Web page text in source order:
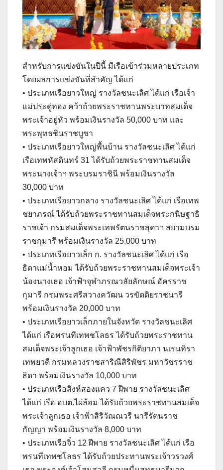
สำหรับการแข่งขันในปีนี้ มีเรือเข้าร่วมหลายประเภท
โดยผลการแข่งขันที่สำคัญ ได้แก่
• ประเภทเรือยาวใหญ่ รางวัลชนะเลิศ ได้แก่ เรือเจ้า
แม่ประดู่ทอง คว้าถ้วยพระราชทานพระบาทสมเด็จ
พระเจ้าอยู่หัว พร้อมเงินรางวัล 50,000 บาท และ
พระพุทธชินราชบูชา
• ประเภทเรือยาวใหญ่พื้นบ้าน รางวัลชนะเลิศ ได้แก่
เรือเทพหัสดินทร์ 31 ได้รับถ้วยพระราชทานสมเด็จ
พระนางเจ้าฯ พระบรมราชินี พร้อมเงินรางวัล
30,000 บาท
• ประเภทเรือยาวกลาง รางวัลชนะเลิศ ได้แก่ เรือเทพ
ชยาภรณ์ ได้รับถ้วยพระราชทานสมเด็จพระกนิษฐาธิ
ราชเจ้า กรมสมเด็จพระเทพรัตนราชสุดาฯ สยามบรม
ราชกุมารี พร้อมเงินรางวัล 25,000 บาท
• ประเภทเรือยาวเล็ก ก. รางวัลชนะเลิศ ได้แก่ เรือ
ธิดาแม่น้ำหอม ได้รับถ้วยพระราชทานสมเด็จพระเจ้า
น้องนางเธอ เจ้าฟ้าจุฬาภรณวลัยลักษณ์ อัครราช
กุมารี กรมพระศรีสวางควัฒน วรขัตติยราชนารี
พร้อมเงินรางวัล 20,000 บาท
• ประเภทเรือยาวเล็กภายในจังหวัด รางวัลชนะเลิศ
ได้แก่ เรือพรนทีเทพชโลธร ได้รับถ้วยพระราชทาน
สมเด็จพระเจ้าลูกเธอ เจ้าฟ้าพัชรกิติยาภา นเรนทิรา
เทพยวดี กรมหลวงราชสาริณีสิริพัชร มหาวัชรราช
ธิดา พร้อมเงินรางวัล 10,000 บาท
• ประเภทเรือสิงห์สองแคว 7 ฝีพาย รางวัลชนะเลิศ
ได้แก่ เรือ อบต.ไผ่ล้อม ได้รับถ้วยพระราชทานสมเด็จ
พระเจ้าลูกเธอ เจ้าฟ้าสิริวัณณวรี นารีรัตนราช
กัญญา พร้อมเงินรางวัล 8,000 บาท
• ประเภทเรือจิ๋ว 12 ฝีพาย รางวัลชนะเลิศ ได้แก่ เรือ
พรนทีเทพชโลธร ได้รับถ้วยประทานพระเจ้าวรวงศ์